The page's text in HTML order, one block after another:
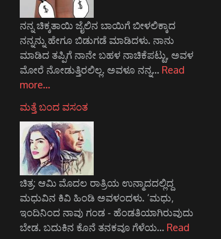
ನನ್ನ ಚಿಕ್ಕತಾಯಿ ಜೈಲಿನ ಬಾಯಿಗೆ ಬೀಳಲಿಕ್ಕಾದ
ನನ್ನನ್ನು ಹೇಗೂ ಬಿಡುಗಡೆ ಮಾಡಿದಳು. ನಾನು
ಮಾಡಿದ ತಪ್ಪಿಗೆ ನಾನೇ ಬಹಳ ನಾಚಿಕೆಪಟ್ಟು, ಅವಳ
ಮೋರೆ ನೋಡುತ್ತಿರಲಿಲ್ಲ. ಅವಳೂ ನನ್ನ… Read
more…
ಮತ್ತೆ ಬಂದ ವಸಂತ
ಚಿತ್ರ: ಆಮಿ ಮೊದಲ ರಾತ್ರಿಯ ಉನ್ಮಾದದಲ್ಲಿದ್ದ
ಮಧುವಿನ ಕಿವಿ ಹಿಂಡಿ ಅವಳಂದಳು. ‘ಮಧು,
ಇಂದಿನಿಂದ ನಾವು ಗಂಡ - ಹೆಂಡತಿಯಾಗಿರುವುದು
ಬೇಡ. ಬದುಕಿನ ಕೊನೆ ತನಕವೂ ಗೆಳೆಯ… Read